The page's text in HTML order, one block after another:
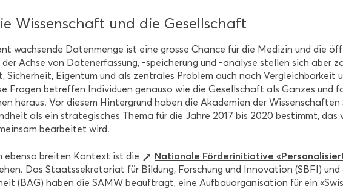
Wis­sen­schaft und die Ge­sell­schaft
wach­sen­de Da­ten­men­ge ist eine gros­se Chan­ce für die Me­di­zin und die
Achse von Da­ten­er­fas­sung, -​speicherung und -​analyse stel­len sich aber
Si­cher­heit, Ei­gen­tum und als zen­tra­les Pro­blem auch nach Ver­gleich­bar­keit
Fra­gen be­tref­fen In­di­vi­du­en ge­nau­so wie die Ge­sell­schaft als Gan­zes und
her­aus. Vor die­sem Hin­ter­grund haben die Aka­de­mien der
als ein stra­te­gi­sches Thema für die Jahre 2017 bis 2020 be­stimmt,
be­ar­bei­tet wird.
eben­so brei­ten Kon­text ist die Na­tio­na­le För­der­initia­ti­ve
Das Staats­se­kre­ta­ri­at für Bil­dung, For­schung und In­no­va­ti­on (SBFI)
(BAG) haben die SAMW be­auf­tragt, eine Auf­bau­or­ga­ni­sa­ti­on für ein